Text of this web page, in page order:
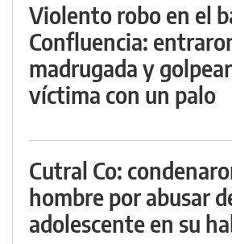
Violento robo en el
Confluencia:
madrugada y
víctima con un palo
Cutral Co:
hombre por abusar
adolescente en su